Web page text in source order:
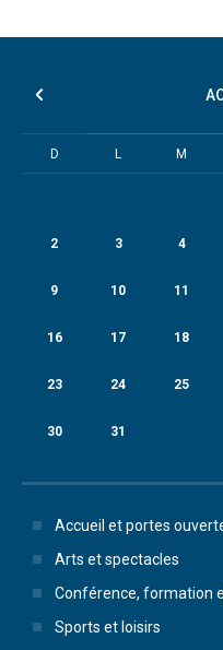
D L M
2 3 4
9 10 11
16 17 18
23 24 25
30 31
Accueil et portes
Arts et spectacles
Conférence, formation
Sports et loisirs